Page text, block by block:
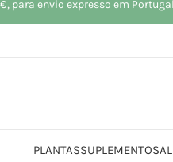
PLANTASSUPLEMENTOS
para envio expresso em